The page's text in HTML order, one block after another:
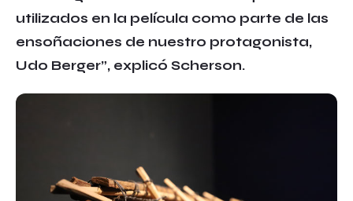
utilizados en la película como parte de las
ensoñaciones de nuestro protagonista,
Udo Berger”, explicó Scherson.